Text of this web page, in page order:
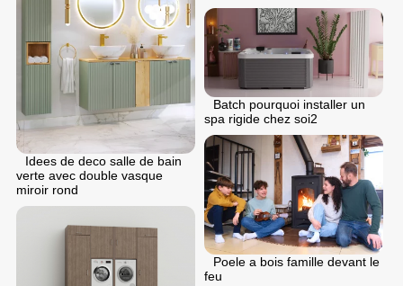
Idees de deco salle de bain
verte avec double vasque
miroir rond
Batch pourquoi installer un
spa rigide chez soi2
Poele a bois famille devant le
feu